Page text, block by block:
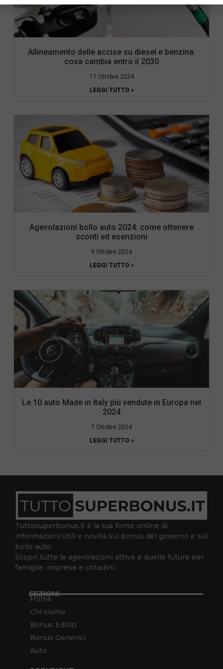
Allineamento delle accise su diesel e benzina:
cosa cambia entro il 2030
17 Ottobre 2024
LEGGI TUTTO »
Agevolazioni bollo auto 2024: come ottenere
sconti ed esenzioni
9 Ottobre 2024
LEGGI TUTTO »
Le 10 auto Made in Italy più vendute in Europa nel
2024
7 Ottobre 2024
LEGGI TUTTO »
Tuttosuperbonus.it è la tua fonte online di
informazioni utili e novità sui bonus del governo e sul
bollo auto.
Scopri tutte le agevolazioni attive e quelle future per
famiglie, imprese e cittadini.
SEZIONI
Home
Chi siamo
Bonus Edilizi
Bonus Generici
Auto